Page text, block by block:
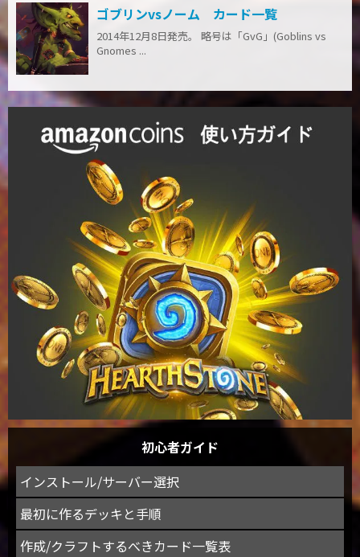
ゴブリンvsノーム カード一覧
2014年12月8日発売。 略号は「GvG」(Goblins vs
Gnomes ...
初心者ガイド
インストール/サーバー選択
最初に作るデッキと手順
作成/クラフトするべきカード一覧表